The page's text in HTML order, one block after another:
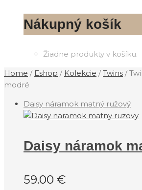
Nákupný košík
Žiadne produkty v košíku.
Home / Eshop / Kolekcie /‎Twins /
modré
Daisy náramok matný ružový
Daisy náramok
59.00 €